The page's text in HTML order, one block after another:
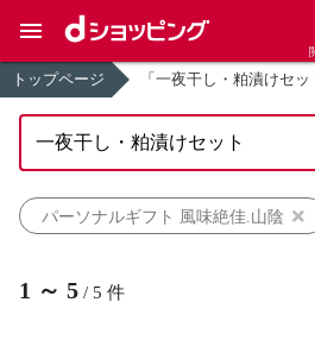
トップページ 「一夜干し・粕漬けセ
パーソナルギフト 風味絶佳.山陰
1 ～ 5 / 5 件